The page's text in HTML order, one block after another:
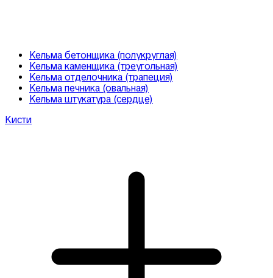
Кельма бетонщика (полукруглая)
Кельма каменщика (треугольная)
Кельма отделочника (трапеция)
Кельма печника (овальная)
Кельма штукатура (сердце)
Кисти